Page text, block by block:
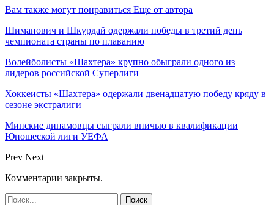
Вам также могут понравиться Еще от автора
Шиманович и Шкурдай одержали победы в третий день
чемпионата страны по плаванию
Волейболисты «Шахтера» крупно обыграли одного из
лидеров российской Суперлиги
Хоккеисты «Шахтера» одержали двенадцатую победу кряду в
сезоне экстралиги
Минские динамовцы сыграли вничью в квалификации
Юношеской лиги УЕФА
Prev Next
Комментарии закрыты.